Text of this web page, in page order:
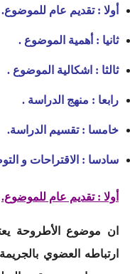
أولا : تقديم عام للموضوع.
ثانيا : أهمية الموضوع .
ثالثا : اشكالية الموضوع .
رابعا : منهج الدراسة .
خامسا : تقسيم الدراسة.
سادسا : الاقتراحات و
أولا : تقديم عام للموضوع.
ان موضوع الأطروحة
ارتباطه العضوي